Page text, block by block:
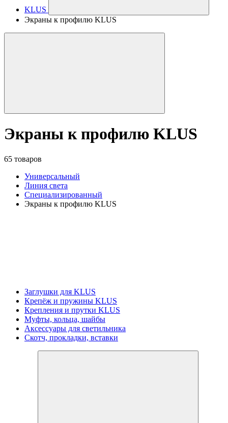
KLUS
Экраны к профилю KLUS
Экраны к профилю KLUS
65 товаров
Универсальный
Линия света
Специализированный
Экраны к профилю KLUS
Заглушки для KLUS
Крепёж и пружины KLUS
Крепления и прутки KLUS
Муфты, кольца, шайбы
Аксессуары для светильника
Скотч, прокладки, вставки